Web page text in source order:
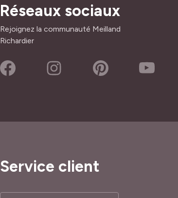
Réseaux sociaux
Rejoignez la communauté Meilland
Richardier
Service client